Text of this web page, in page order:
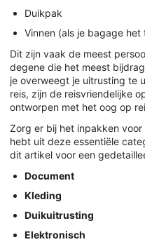
Duikpak
Vinnen (als je bagage het
Dit zijn vaak de meest
degene die het meest
je overweegt je uitrusting te
reis, zijn de reisvriendelijke
ontworpen met het oog op
Zorg er bij het inpakken
hebt uit deze essentiële
dit artikel voor een
Document
Kleding
Duikuitrusting
Elektronisch